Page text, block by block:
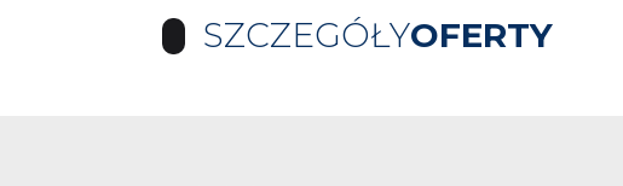
SZCZEGÓŁYOFERTY